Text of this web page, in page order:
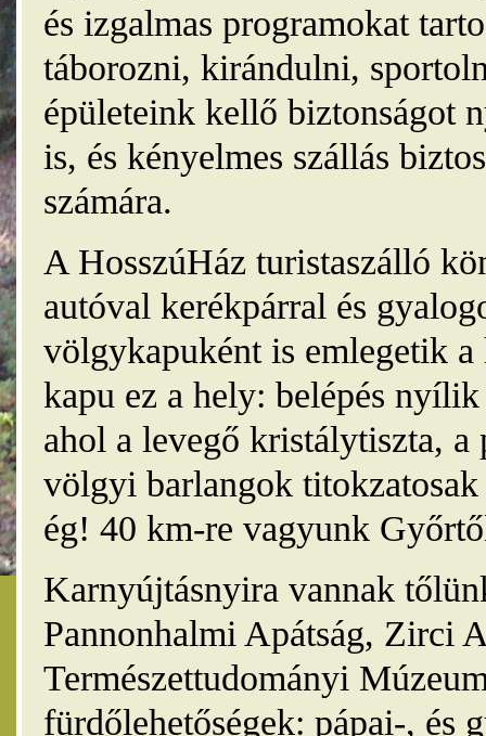
és izgalmas programokat
táborozni, kirándulni,
épületeink kellő biztonságot
is, és kényelmes szállás
számára.
A HosszúHáz turistaszálló
autóval kerékpárral és
völgykapuként is emlegetik
kapu ez a hely: belépés
ahol a levegő kristálytiszta, a
völgyi barlangok
ég! 40 km-re vagyunk
Karnyújtásnyira vannak
Pannonhalmi Apátság, Zirci
Természettudományi
fürdőlehetőségek: pápai-, és